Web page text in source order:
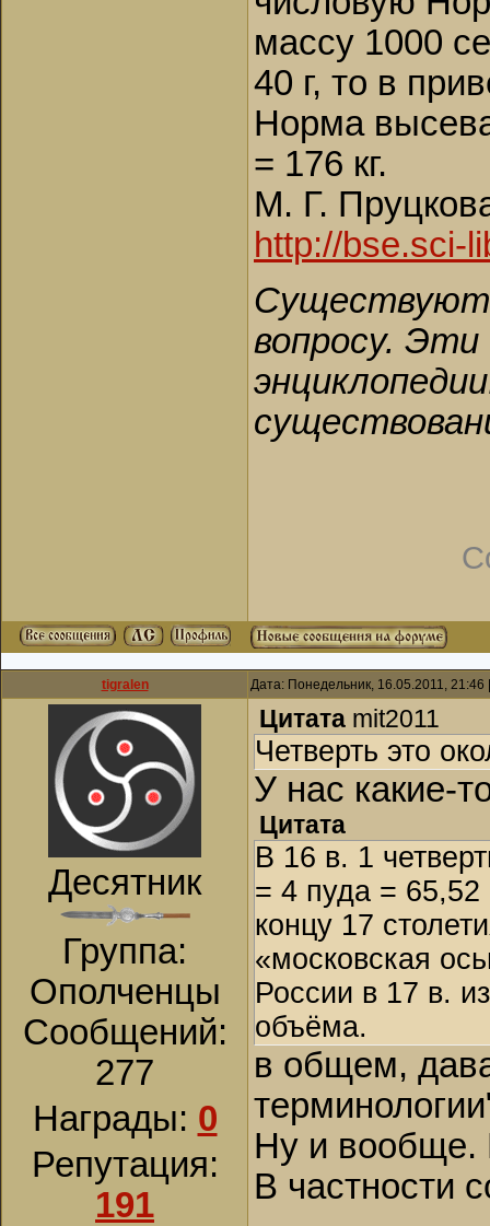
массу 1000
40 г, то в
Норма
= 176 кг.
М. Г.
http://bse.sci-
Существуют
вопросу.
tigralen Дата: Понедельник, 16.05.2011,
Десятник
Группа:
Ополченцы
Сообщений:
277
Награды: 0
Репутация:
191
Цитата mit2011
Четверть это
У нас какие-
Цитата
В 16 в. 1
= 4 пуда = 65,52
концу 17
«московская
России в 17 в.
объёма.
в общем,
Ну и вообще.
В частности